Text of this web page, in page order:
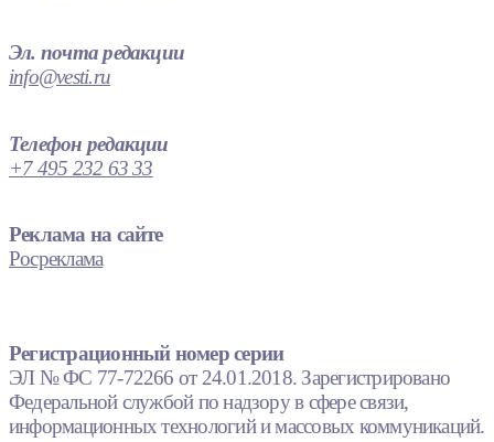
Эл. почта редакции
info@vesti.ru
Телефон редакции
+7 495 232 63 33
Реклама на сайте
Росреклама
Регистрационный номер серии
ЭЛ № ФС 77-72266 от 24.01.2018. Зарегистрировано
Федеральной службой по надзору в сфере связи,
информационных технологий и массовых коммуникаций.